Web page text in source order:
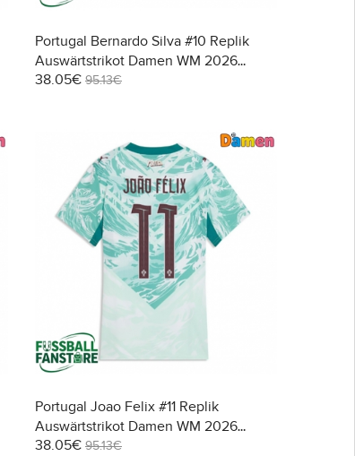
Portugal Bernardo Silva #10 Replik
Auswärtstrikot Damen WM 2026
Kurzarm
38.05€ 95.13€
Portugal Joao Felix #11 Replik
Auswärtstrikot Damen WM 2026
Kurzarm
38.05€ 95.13€